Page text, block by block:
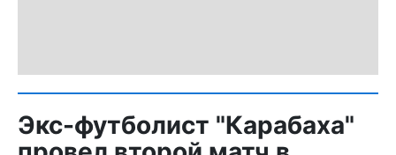
Экс-футболист "Карабаха"